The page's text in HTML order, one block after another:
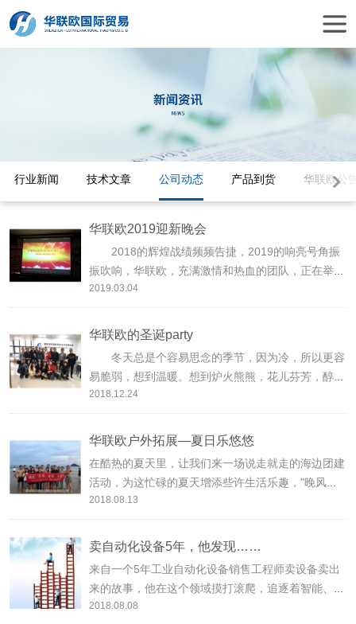
行业新闻 技术文章 公司动态 产品到货 华联欧公
华联欧2019迎新晚会
2018的辉煌战绩频频告捷，2019的响亮号角振
振吹响，华联欧，充满激情和热血的团队，正在举行
盛大的“2019年迎新晚会及晚宴”。
2019.03.04
华联欧的圣诞party
冬天总是个容易思念的季节，因为冷，所以更容
易脆弱，想到温暖。想到炉火熊熊，花儿芬芳，醇酒
飘香的惬意。可能就是这样，人们想在寒冷的冬天增
添一些温暖，一些欢乐的色彩，所以不知不觉中人们
开始接纳西方的圣诞节，并且一年比一年过的有滋有
2018.12.24
华联欧户外拓展—夏日乐悠悠
在酷热的夏天里，让我们来一场说走就走的海边团建
活动，为这忙碌的夏天增添些许生活乐趣，"晚风轻
拂着澎湖湾，白浪逐沙滩，没有椰林醉斜阳，只是一
片海蓝蓝……"
2018.08.13
卖自动化设备5年，他发现……
来自一个5年工业自动化设备销售工程师卖设备卖出
来的故事，他在这个领域摸打滚爬，追逐着智能、迎
着自动化的大潮，哥们故事结束后拍了拍我的肩膀，
2018.08.08